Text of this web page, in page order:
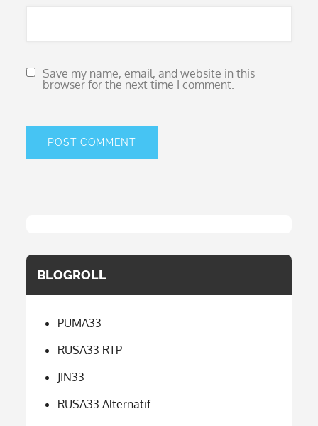
Save my name, email, and website in this
browser for the next time I comment.
BLOGROLL
PUMA33
RUSA33 RTP
JIN33
RUSA33 Alternatif